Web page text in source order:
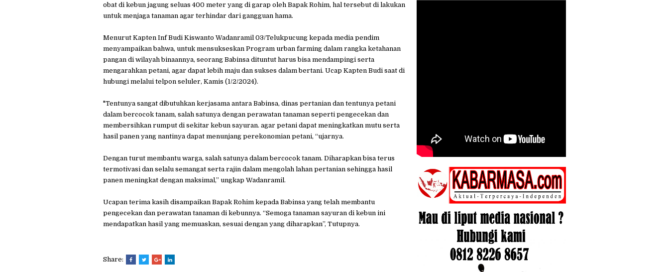
obat di kebun jagung seluas 400 meter yang di garap oleh Bapak Rohim, hal tersebut di lakukan
untuk menjaga tanaman agar terhindar dari gangguan hama.
Menurut Kapten Inf Budi Kiswanto Wadanramil 03/Telukpucung kepada media pendim
menyampaikan bahwa, untuk mensukseskan Program urban farming dalam rangka ketahanan
pangan di wilayah binaannya, seorang Babinsa dituntut harus bisa mendampingi serta
mengarahkan petani, agar dapat lebih maju dan sukses dalam bertani. Ucap Kapten Budi saat di
hubungi melalui telpon seluler, Kamis (1/2/2024).
"Tentunya sangat dibutuhkan kerjasama antara Babinsa, dinas pertanian dan tentunya petani
dalam bercocok tanam, salah satunya dengan perawatan tanaman seperti pengecekan dan
membersihkan rumput di sekitar kebun sayuran. agar petani dapat meningkatkan mutu serta
hasil panen yang nantinya dapat menunjang perekonomian petani, “ujarnya.
Dengan turut membantu warga, salah satunya dalam bercocok tanam. Diharapkan bisa terus
termotivasi dan selalu semangat serta rajin dalam mengolah lahan pertanian sehingga hasil
panen meningkat dengan maksimal,” ungkap Wadanramil.
Ucapan terima kasih disampaikan Bapak Rohim kepada Babinsa yang telah membantu
pengecekan dan perawatan tanaman di kebunnya. “Semoga tanaman sayuran di kebun ini
mendapatkan hasil yang memuaskan, sesuai dengan yang diharapkan”, Tutupnya.
Share: